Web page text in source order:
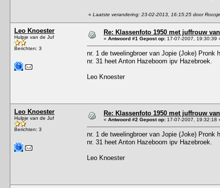
« Laatste verandering: 23-02-2013, 16:15:25 door Roosje
Leo Knoester
Hulpje van de Juf
Berichten: 3
Re: Klassenfoto 1950 met juffrouw
« Antwoord #1 Gepost op: 17-07-2007, 19:30:39
nr. 1 de tweelingbroer van Jopie (Joke) Pronk
nr. 31 heet Anton Hazeboom ipv Hazebroek.
Leo Knoester
Leo Knoester
Hulpje van de Juf
Berichten: 3
Re: Klassenfoto 1950 met juffrouw
« Antwoord #2 Gepost op: 17-07-2007, 19:32:18
nr. 1 de tweelingbroer van Jopie (Joke) Pronk
nr. 31 heet Anton Hazeboom ipv Hazebroek.
Leo Knoester